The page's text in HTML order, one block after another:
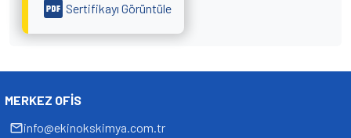
Sertifikayı Görüntüle
MERKEZ OFIS
info@ekinokskimya.com.tr